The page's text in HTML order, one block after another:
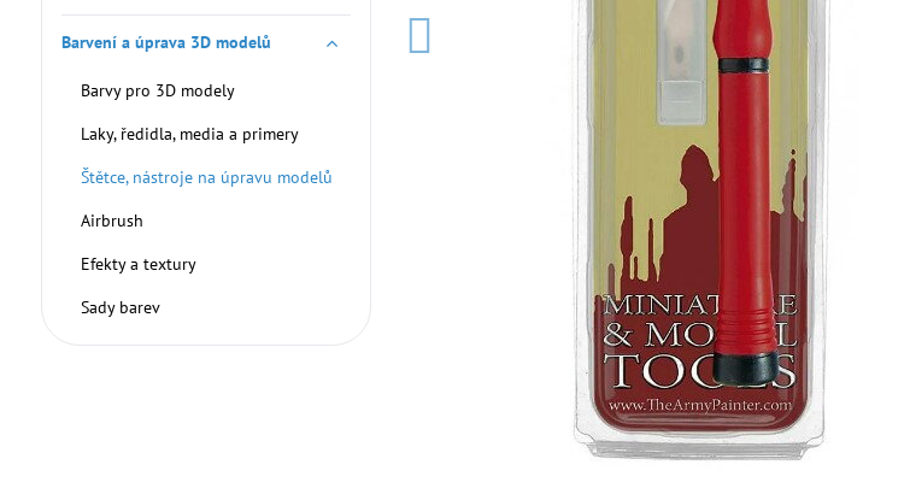
Barvení a úprava 3D modelů
Barvy pro 3D modely
Laky, ředidla, media a primery
Štětce, nástroje na úpravu modelů
Airbrush
Efekty a textury
Sady barev